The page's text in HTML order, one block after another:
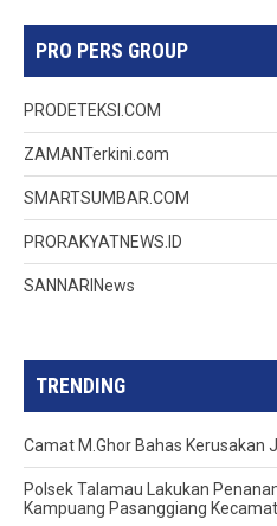
PRO PERS GROUP
PRODETEKSI.COM
ZAMANTerkini.com
SMARTSUMBAR.COM
PRORAKYATNEWS.ID
SANNARINews
TRENDING
Camat M.Ghor Bahas Kerusakan
Polsek Talamau Lakukan
Kampuang Pasanggiang